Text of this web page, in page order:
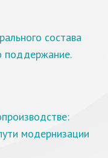
состава
поддержание.
модернизации